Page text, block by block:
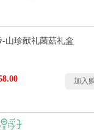
-山珍献礼菌菇礼盒
加入